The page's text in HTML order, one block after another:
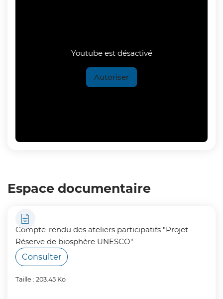
Youtube est désactivé
Autoriser
Espace documentaire
Compte-rendu des ateliers participatifs "Projet
Réserve de biosphère UNESCO"
Consulter
Taille : 203.45 Ko